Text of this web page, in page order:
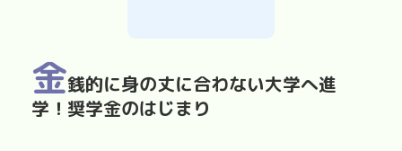
金銭的に身の丈に合わない大学へ進
学！奨学金のはじまり